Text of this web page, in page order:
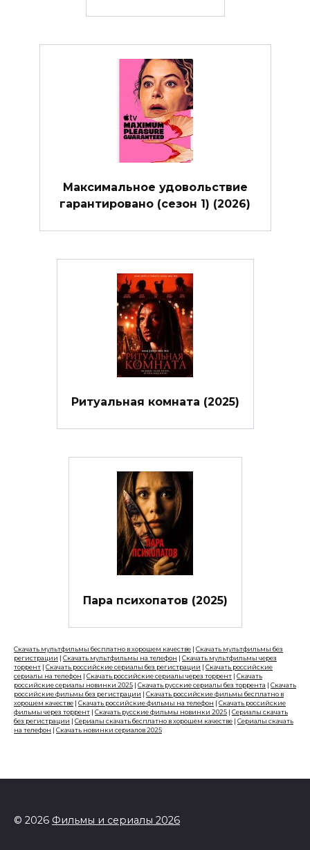
Максимальное удовольствие
гарантировано (сезон 1) (2026)
Ритуальная комната (2025)
Пара психопатов (2025)
Скачать мультфильмы бесплатно в хорошем качестве | Скачать мультфильмы без
регистрации | Скачать мультфильмы на телефон | Скачать мультфильмы через
торрент | Скачать российские сериалы без регистрации | Скачать российские
сериалы на телефон | Скачать российские сериалы через торрент | Скачать
российские сериалы новинки 2025 | Скачать русские сериалы без торрента | Скачать
российские фильмы без регистрации | Скачать российские фильмы бесплатно в
хорошем качестве | Скачать российские фильмы на телефон | Скачать российские
фильмы через торрент | Скачать русские фильмы новинки 2025 | Сериалы скачать
без регистрации | Сериалы скачать бесплатно в хорошем качестве | Сериалы скачать
на телефон | Скачать новинки сериалов 2025
© 2026 Фильмы и сериалы 2026